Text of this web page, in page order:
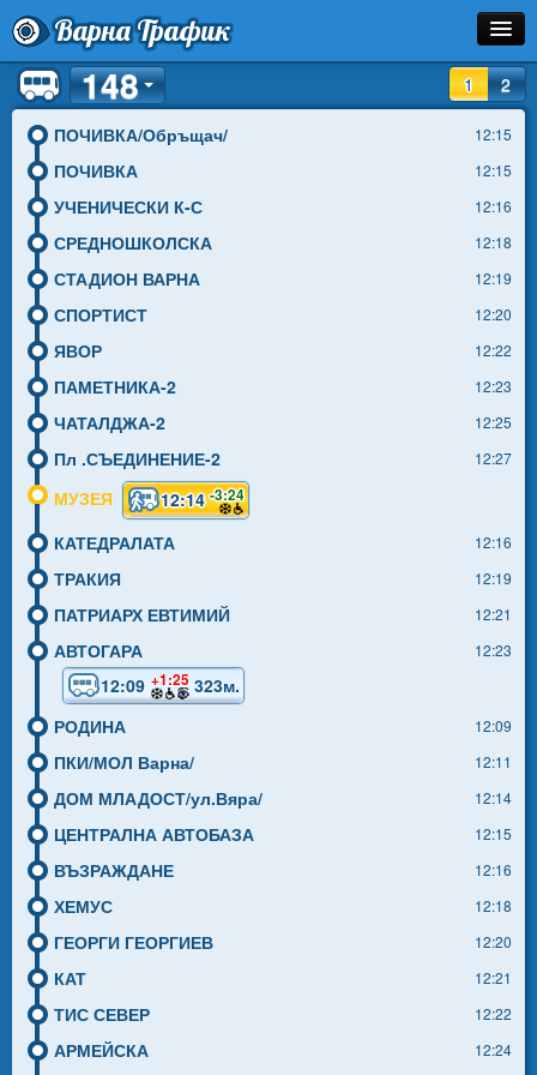
Варна Трафик
Спирка
Линия
Разписание
Инфо
1 2
148
ПОЧИВКА/Обръщач/ 12:15
ПОЧИВКА 12:15
УЧЕНИЧЕСКИ К-С 12:16
СРЕДНОШКОЛСКА 12:18
СТАДИОН ВАРНА 12:19
СПОРТИСТ 12:20
ЯВОР 12:22
ПАМЕТНИКА-2 12:23
ЧАТАЛДЖА-2 12:25
Пл .СЪЕДИНЕНИЕ-2 12:27
МУЗЕЯ 12:14-3:24
КАТЕДРАЛАТА 12:16
ТРАКИЯ 12:19
ПАТРИАРХ ЕВТИМИЙ 12:21
АВТОГАРА 12:23
12:09 +1:25 323м.
РОДИНА
12:09
ПКИ/МОЛ Варна/ 12:11
ДОМ МЛАДОСТ/ул.Вяра/ 12:14
ЦЕНТРАЛНА АВТОБАЗА 12:15
ВЪЗРАЖДАНЕ 12:16
ХЕМУС 12:18
ГЕОРГИ ГЕОРГИЕВ 12:20
КАТ 12:21
ТИС СЕВЕР 12:22
АРМЕЙСКА 12:24